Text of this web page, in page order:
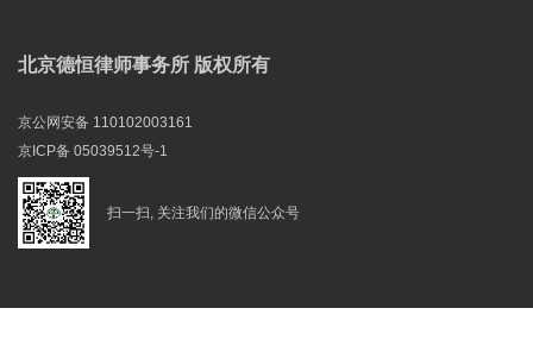
北京德恒律师事务所 版权所有
京公网安备 110102003161
京ICP备 05039512号-1
扫一扫, 关注我们的微信公众号